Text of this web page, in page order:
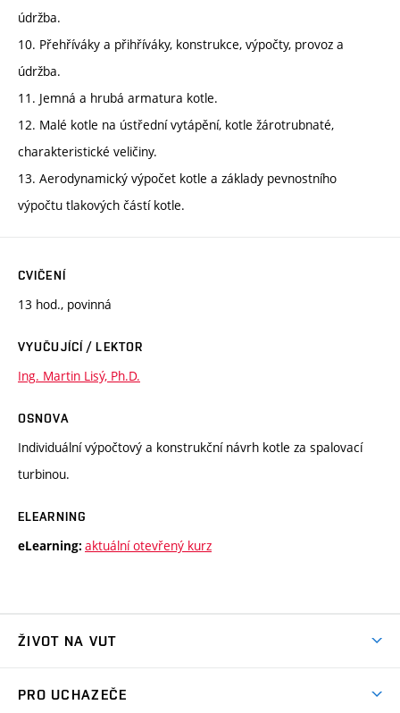
údržba.
10. Přehříváky a přihříváky, konstrukce, výpočty, provoz a
údržba.
11. Jemná a hrubá armatura kotle.
12. Malé kotle na ústřední vytápění, kotle žárotrubnaté,
charakteristické veličiny.
13. Aerodynamický výpočet kotle a základy pevnostního
výpočtu tlakových částí kotle.
CVIČENÍ
13 hod., povinná
VYUČUJÍCÍ / LEKTOR
Ing. Martin Lisý, Ph.D.
OSNOVA
Individuální výpočtový a konstrukční návrh kotle za spalovací
turbinou.
ELEARNING
eLearning: aktuální otevřený kurz
ŽIVOT NA VUT
PRO UCHAZEČE